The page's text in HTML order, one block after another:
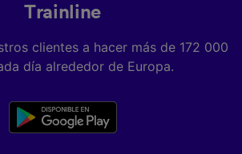
Trainline
clientes a hacer más de 172 000
día alrededor de Europa.